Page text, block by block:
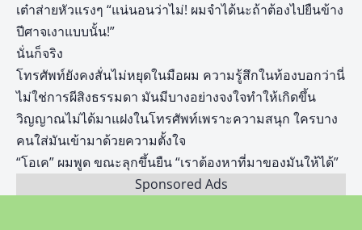
เต๋าส่ายหัวแรงๆ “แน่นอนว่าไม่! ผมจำได้นะถ้าต้องไปยืนข้าง
ปีศาจเงาแบบนั้น!”
นั่นก็จริง
โทรศัพท์ยังคงสั่นไม่หยุดในมือผม ความรู้สึกในท้องบอกว่านี่
ไม่ใช่การผีสิงธรรมดา มันมีบางอย่างจงใจทำให้เกิดขึ้น
วิญญาณไม่ได้มาแฝงในโทรศัพท์เพราะความสนุก ใครบาง
คนใส่มันเข้ามาด้วยความตั้งใจ
“โอเค” ผมพูด ขณะลุกขึ้นยืน “เราต้องหาที่มาของมันให้ได้”
Sponsored Ads